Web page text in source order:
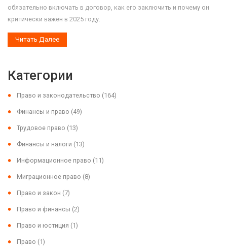
обязательно включать в договор, как его заключить и почему он
критически важен в 2025 году.
Читать Далее
Категории
Право и законодательство (164)
Финансы и право (49)
Трудовое право (13)
Финансы и налоги (13)
Информационное право (11)
Миграционное право (8)
Право и закон (7)
Право и финансы (2)
Право и юстиция (1)
Право (1)